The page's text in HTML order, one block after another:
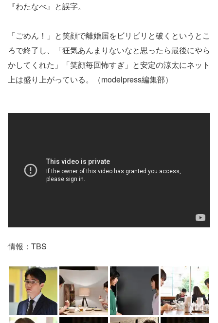
『わたなべ』と誤字。
「ごめん！」と笑顔で離婚届をビリビリと破くというとこ
ろで終了し、「狂気あんまりないなと思ったら最後にやら
かしてくれた」「笑顔毎回怖すぎ」と安定の涼太にネット
上は盛り上がっている。（modelpress編集部）
情報：TBS